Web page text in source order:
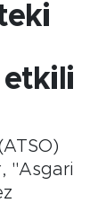
etkili
"Asgari